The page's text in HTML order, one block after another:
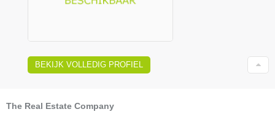
BEKIJK VOLLEDIG PROFIEL
The Real Estate Company